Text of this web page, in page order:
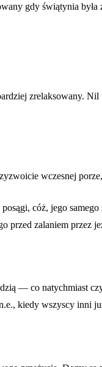
gdy świątynia
zrelaksowany.
wczesnej
cóż, jego
zalaniem przez
— co natychmiast
kiedy wszyscy inni